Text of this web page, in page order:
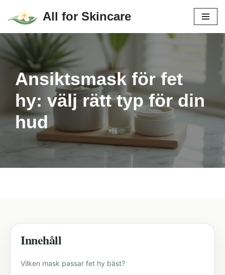
Hoppa
till
innehåll
All for Skincare
Ansiktsmask för fet
hy: välj rätt typ för din
hud
Innehåll
Vilken mask passar fet hy bäst?